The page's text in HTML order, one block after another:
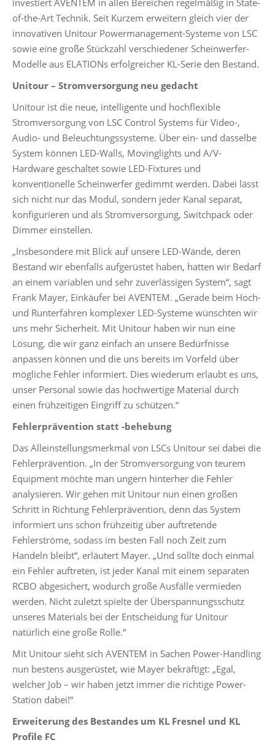
investiert AVENTEM in allen Bereichen regelmäßig in State-
of-the-Art Technik. Seit Kurzem erweitern gleich vier der
innovativen Unitour Powermanagement-Systeme von LSC
sowie eine große Stückzahl verschiedener Scheinwerfer-
Modelle aus ELATIONs erfolgreicher KL-Serie den Bestand.
Unitour – Stromversorgung neu gedacht
Unitour ist die neue, intelligente und hochflexible
Stromversorgung von LSC Control Systems für Video-,
Audio- und Beleuchtungssysteme. Über ein- und dasselbe
System können LED-Walls, Movinglights und A/V-
Hardware geschaltet sowie LED-Fixtures und
konventionelle Scheinwerfer gedimmt werden. Dabei lässt
sich nicht nur das Modul, sondern jeder Kanal separat,
konfigurieren und als Stromversorgung, Switchpack oder
Dimmer einstellen.
„Insbesondere mit Blick auf unsere LED-Wände, deren
Bestand wir ebenfalls aufgerüstet haben, hatten wir Bedarf
an einem variablen und sehr zuverlässigen System“, sagt
Frank Mayer, Einkäufer bei AVENTEM. „Gerade beim Hoch-
und Runterfahren komplexer LED-Systeme wünschten wir
uns mehr Sicherheit. Mit Unitour haben wir nun eine
Lösung, die wir ganz einfach an unsere Bedürfnisse
anpassen können und die uns bereits im Vorfeld über
mögliche Fehler informiert. Dies wiederum erlaubt es uns,
unser Personal sowie das hochwertige Material durch
einen frühzeitigen Eingriff zu schützen.“
Fehlerprävention statt -behebung
Das Alleinstellungsmerkmal von LSCs Unitour sei dabei die
Fehlerprävention. „In der Stromversorgung von teurem
Equipment möchte man ungern hinterher die Fehler
analysieren. Wir gehen mit Unitour nun einen großen
Schritt in Richtung Fehlerprävention, denn das System
informiert uns schon frühzeitig über auftretende
Fehlerströme, sodass im besten Fall noch Zeit zum
Handeln bleibt“, erläutert Mayer. „Und sollte doch einmal
ein Fehler auftreten, ist jeder Kanal mit einem separaten
RCBO abgesichert, wodurch große Ausfälle vermieden
werden. Nicht zuletzt spielte der Überspannungsschutz
unseres Materials bei der Entscheidung für Unitour
natürlich eine große Rolle.“
Mit Unitour sieht sich AVENTEM in Sachen Power-Handling
nun bestens ausgerüstet, wie Mayer bekräftigt: „Egal,
welcher Job – wir haben jetzt immer die richtige Power-
Station dabei!“
Erweiterung des Bestandes um KL Fresnel und KL
Profile FC